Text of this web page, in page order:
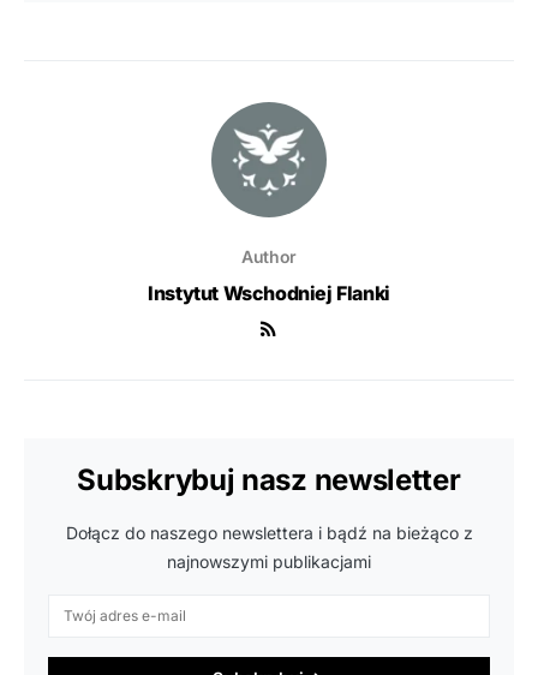
Author
Instytut Wschodniej Flanki
Subskrybuj nasz newsletter
Dołącz do naszego newslettera i bądź na bieżąco z
najnowszymi publikacjami